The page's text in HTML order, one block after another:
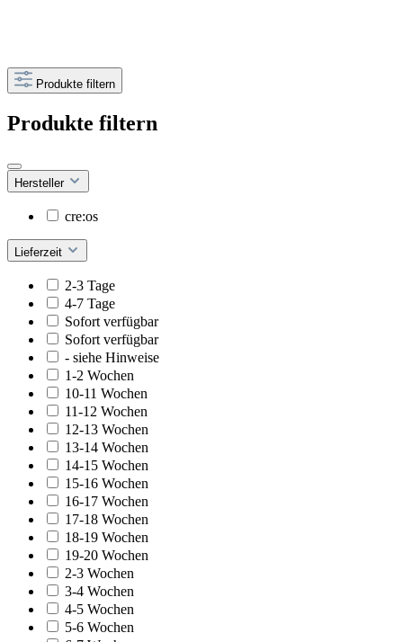
Produkte filtern
Produkte filtern
Hersteller
cre:os
Lieferzeit
2-3 Tage
4-7 Tage
Sofort verfügbar
Sofort verfügbar
- siehe Hinweise
1-2 Wochen
10-11 Wochen
11-12 Wochen
12-13 Wochen
13-14 Wochen
14-15 Wochen
15-16 Wochen
16-17 Wochen
17-18 Wochen
18-19 Wochen
19-20 Wochen
2-3 Wochen
3-4 Wochen
4-5 Wochen
5-6 Wochen